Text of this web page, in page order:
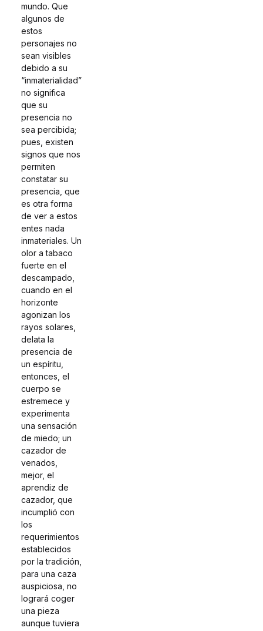
mundo. Que
algunos de
estos
personajes no
sean visibles
debido a su
“inmaterialidad”
no significa
que su
presencia no
sea percibida;
pues, existen
signos que nos
permiten
constatar su
presencia, que
es otra forma
de ver a estos
entes nada
inmateriales. Un
olor a tabaco
fuerte en el
descampado,
cuando en el
horizonte
agonizan los
rayos solares,
delata la
presencia de
un espíritu,
entonces, el
cuerpo se
estremece y
experimenta
una sensación
de miedo; un
cazador de
venados,
mejor, el
aprendiz de
cazador, que
incumplió con
los
requerimientos
establecidos
por la tradición,
para una caza
auspiciosa, no
logrará coger
una pieza
aunque tuviera